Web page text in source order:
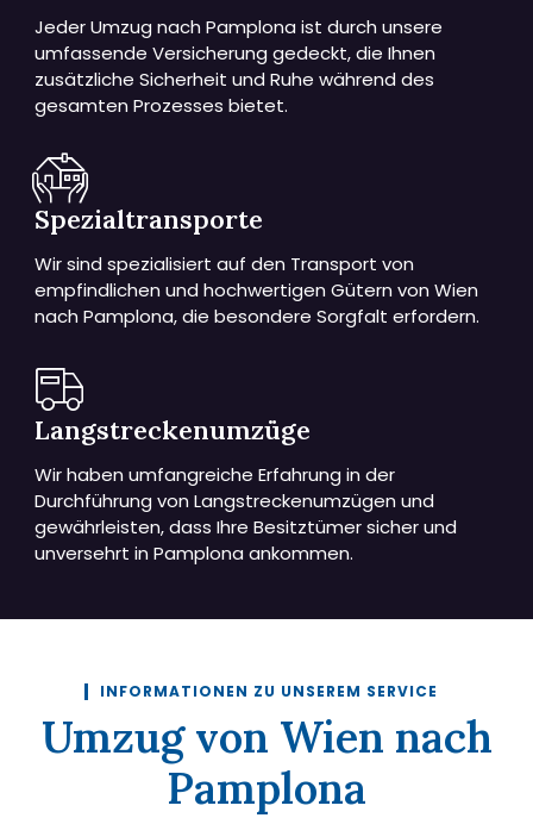
Jeder Umzug nach Pamplona ist durch unsere
umfassende Versicherung gedeckt, die Ihnen
zusätzliche Sicherheit und Ruhe während des
gesamten Prozesses bietet.
Spezialtransporte
Wir sind spezialisiert auf den Transport von
empfindlichen und hochwertigen Gütern von Wien
nach Pamplona, die besondere Sorgfalt erfordern.
Langstreckenumzüge
Wir haben umfangreiche Erfahrung in der
Durchführung von Langstreckenumzügen und
gewährleisten, dass Ihre Besitztümer sicher und
unversehrt in Pamplona ankommen.
INFORMATIONEN ZU UNSEREM SERVICE
Umzug von Wien nach
Pamplona